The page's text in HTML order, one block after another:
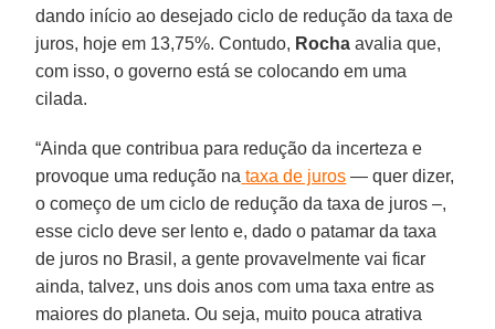
dando início ao desejado ciclo de redução da taxa de
juros, hoje em 13,75%. Contudo, Rocha avalia que,
com isso, o governo está se colocando em uma
cilada.
“Ainda que contribua para redução da incerteza e
provoque uma redução na taxa de juros — quer dizer,
o começo de um ciclo de redução da taxa de juros –,
esse ciclo deve ser lento e, dado o patamar da taxa
de juros no Brasil, a gente provavelmente vai ficar
ainda, talvez, uns dois anos com uma taxa entre as
maiores do planeta. Ou seja, muito pouca atrativa